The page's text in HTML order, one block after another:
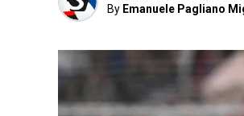
By Emanuele Pagliano